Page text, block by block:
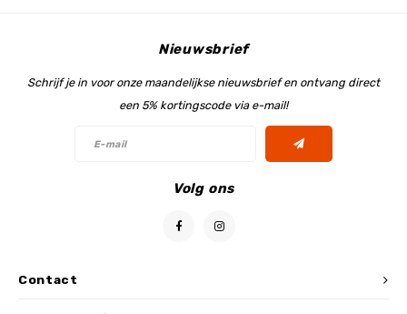
Contact
Nieuwsbrief
Schrijf je in voor onze maandelijkse nieuwsbrief en ontvang direct
een 5% kortingscode via e-mail!
Volg ons